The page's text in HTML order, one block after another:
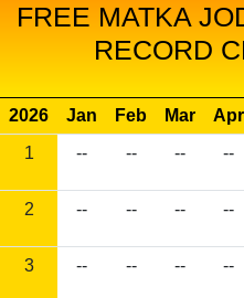
FREE MATKA
RECORD
2026 Jan Feb Mar Apr
1
-- -- -- --
2 -- -- -- --
3 -- -- -- --